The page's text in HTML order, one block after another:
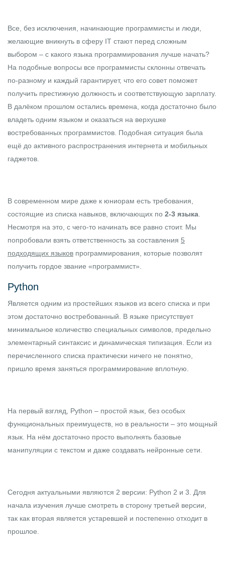
Все, без исключения, начинающие программисты и люди,
желающие вникнуть в сферу IT стают перед сложным
выбором – с какого языка программирования лучше начать?
На подобные вопросы все программисты склонны отвечать
по-разному и каждый гарантирует, что его совет поможет
получить престижную должность и соответствующую зарплату.
В далёком прошлом остались времена, когда достаточно было
владеть одним языком и оказаться на верхушке
востребованных программистов. Подобная ситуация была
ещё до активного распространения интернета и мобильных
гаджетов.
В современном мире даже к юниорам есть требования,
состоящие из списка навыков, включающих по 2-3 языка
Несмотря на это, с чего-то начинать все равно стоит. Мы
попробовали взять ответственность за составления 5
подходящих языков программирования, которые позволят
получить гордое звание «программист».
Python
Является одним из простейших языков из всего списка и при
этом достаточно востребованный. В языке присутствует
минимальное количество специальных символов, предельно
элементарный синтаксис и динамическая типизация. Если из
перечисленного списка практически ничего не понятно,
пришло время заняться программирование вплотную.
На первый взгляд, Python – простой язык, без особых
функциональных преимуществ, но в реальности – это мощный
язык. На нём достаточно просто выполнять базовые
манипуляции с текстом и даже создавать нейронные сети.
Сегодня актуальными являются 2 версии: Python 2 и 3. Для
начала изучения лучше смотреть в сторону третьей версии,
так как вторая является устаревшей и постепенно отходит в
прошлое.